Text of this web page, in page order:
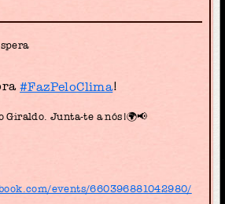
#FazPeloClima!
Giraldo. Junta-te a nós!🌍📢
events/660396881042980/